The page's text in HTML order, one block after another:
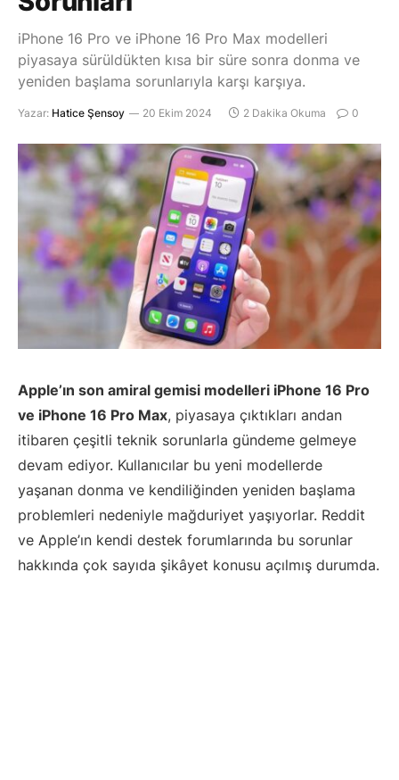
iPhone 16 Pro ve iPhone 16 Pro Max modelleri
piyasaya sürüldükten kısa bir süre sonra donma ve
yeniden başlama sorunlarıyla karşı karşıya.
Yazar: Hatice Şensoy 20 Ekim 2024 2 Dakika Okuma 0
Apple’ın son amiral gemisi modelleri iPhone 16 Pro
ve iPhone 16 Pro Max, piyasaya çıktıkları andan
itibaren çeşitli teknik sorunlarla gündeme gelmeye
devam ediyor. Kullanıcılar bu yeni modellerde
yaşanan donma ve kendiliğinden yeniden başlama
problemleri nedeniyle mağduriyet yaşıyorlar. Reddit
ve Apple’ın kendi destek forumlarında bu sorunlar
hakkında çok sayıda şikâyet konusu açılmış durumda.